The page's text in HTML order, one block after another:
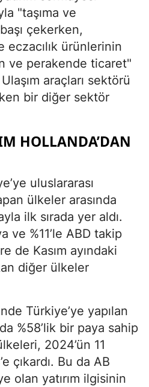
"taşıma ve
çekerken,
ürünlerinin
ve perakende ticaret"
araçları sektörü
bir diğer sektör
HOLLANDA’DAN
uluslararası
ülkeler arasında
ilk sırada yer aldı.
ve %11’le ABD takip
de Kasım ayındaki
diğer ülkeler
Türkiye’ye yapılan
%58’lik bir paya sahip
2024’ün 11
çıkardı. Bu da AB
olan yatırım ilgisinin